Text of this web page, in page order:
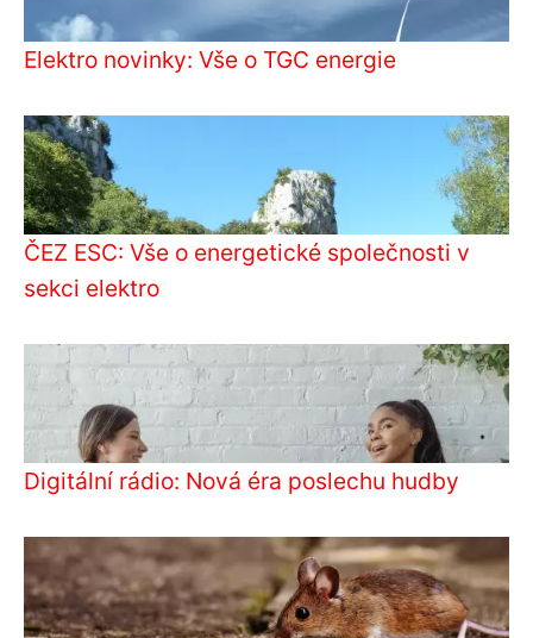
Elektro novinky: Vše o TGC energie
ČEZ ESC: Vše o energetické společnosti v
sekci elektro
Digitální rádio: Nová éra poslechu hudby